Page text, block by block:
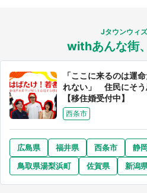
Jタウンウィズ
withあんな街
「ここに来るのは運
れない」 住民にそう
【移住婚受付中】
西条市
広島県 福井県 西条市 静
鳥取県湯梨浜町
佐賀県 新潟